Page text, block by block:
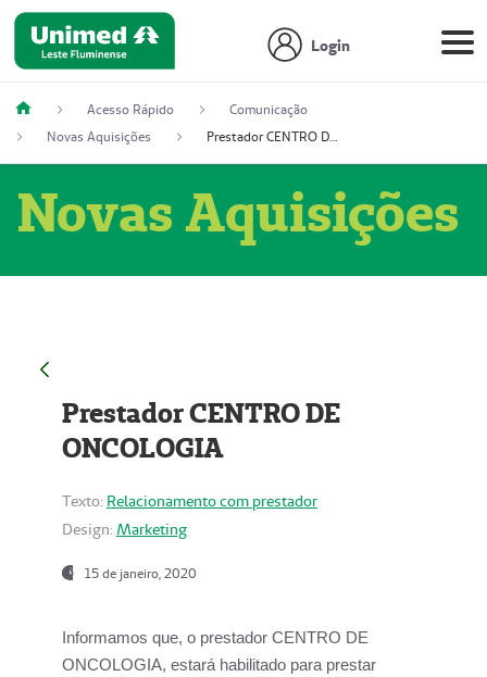
Login
Acesso Rápido
Comunicação
Novas Aquisições
Prestador CENTRO DE ONCOLOGIA
Novas Aquisições
Prestador CENTRO DE
ONCOLOGIA
Texto: Relacionamento com prestador
Design: Marketing
15 de janeiro, 2020
Informamos que, o prestador CENTRO DE
ONCOLOGIA, estará habilitado para prestar